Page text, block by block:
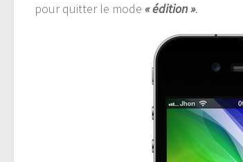
pour quitter le mode « édition ».